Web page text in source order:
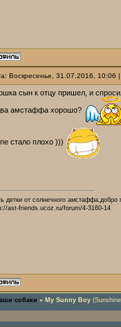
Воскресенье, 31.07.2016,
сын к отцу пришел, и
амстаффа хорошо?
стало плохо )))
детки от солнечного амстаффа,добро
ast-friends.ucoz.ru/forum/4-3160-14
собаки » My Sunny Boy